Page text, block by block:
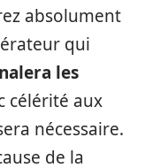
absolument
qui
les
célérité aux
nécessaire.
de la